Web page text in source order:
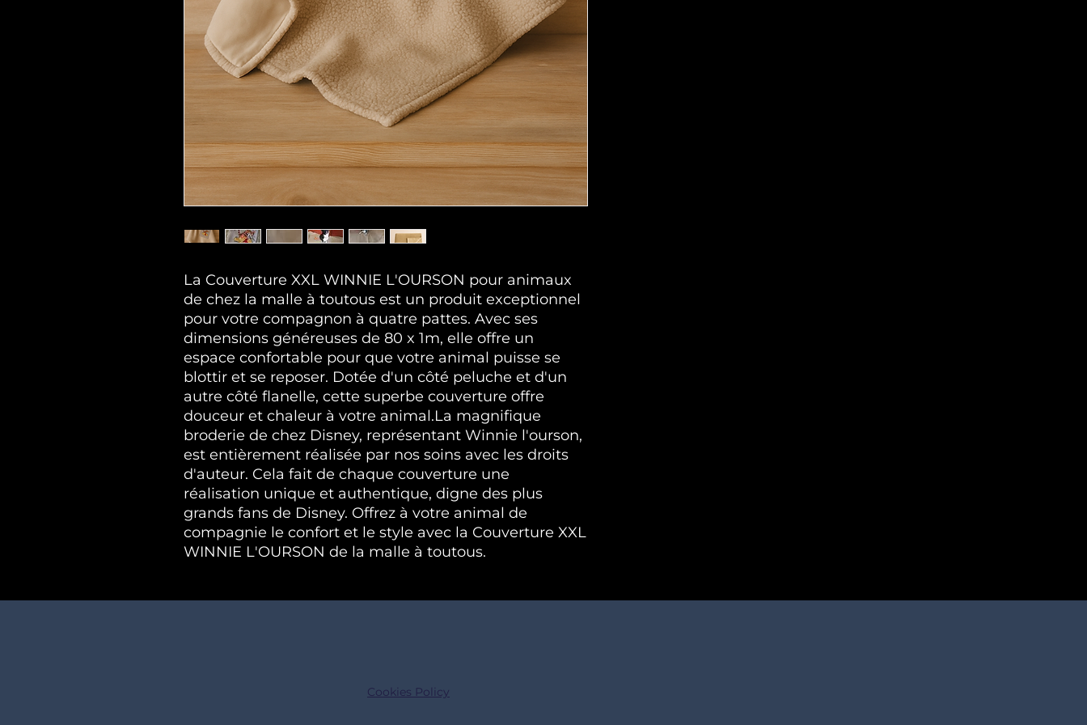
La Couverture XXL WINNIE L'OURSON pour animaux
de chez la malle à toutous est un produit exceptionnel
pour votre compagnon à quatre pattes. Avec ses
dimensions généreuses de 80 x 1m, elle offre un
espace confortable pour que votre animal puisse se
blottir et se reposer. Dotée d'un côté peluche et d'un
autre côté flanelle, cette superbe couverture offre
douceur et chaleur à votre animal.La magnifique
broderie de chez Disney, représentant Winnie l'ourson,
est entièrement réalisée par nos soins avec les droits
d'auteur. Cela fait de chaque couverture une
réalisation unique et authentique, digne des plus
grands fans de Disney. Offrez à votre animal de
compagnie le confort et le style avec la Couverture XXL
WINNIE L'OURSON de la malle à toutous.
Cookies Policy